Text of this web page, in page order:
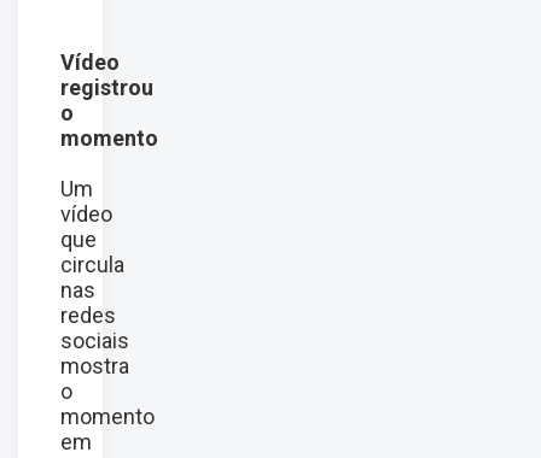
Vídeo
registrou
o
momento
Um
vídeo
que
circula
nas
redes
sociais
mostra
o
momento
em